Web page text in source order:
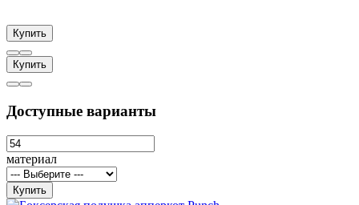
Купить
Купить
Доступные варианты
материал
Купить